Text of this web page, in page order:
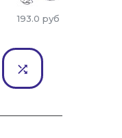
193.0 руб